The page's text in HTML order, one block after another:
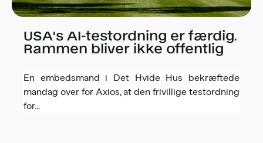
USA's AI-testordning er færdig.
Rammen bliver ikke offentlig
En embedsmand i Det Hvide Hus bekræftede
mandag over for Axios, at den frivillige testordning
for...